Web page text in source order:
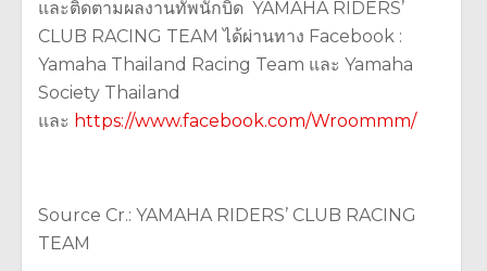
และติดตามผลงานทัพนักบิด YAMAHA RIDERS’
CLUB RACING TEAM ได้ผ่านทาง Facebook :
Yamaha Thailand Racing Team และ Yamaha
Society Thailand
และ https://www.facebook.com/Wroommm/
Source Cr.: YAMAHA RIDERS’ CLUB RACING
TEAM